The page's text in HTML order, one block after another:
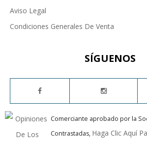
Aviso Legal
Condiciones Generales De Venta
SÍGUENOS
Comerciante aprobado por la
Contrastadas, Haga Clic Aquí